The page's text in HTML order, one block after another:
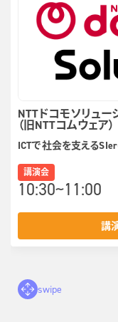
NTTドコモソリュー
（旧NTTコムウェア）
ICTで社会を支える
講演会
10:30~11:00
講
swipe